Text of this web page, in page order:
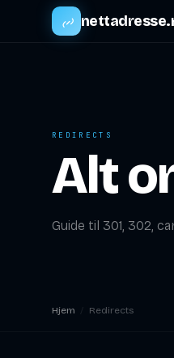
REDIRECTS
Alt
Guide til 301, 302,
Hjem Redirects